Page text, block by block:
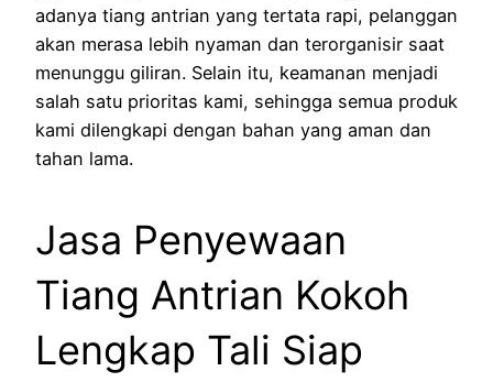
adanya tiang antrian yang tertata rapi, pelanggan
akan merasa lebih nyaman dan terorganisir saat
menunggu giliran. Selain itu, keamanan menjadi
salah satu prioritas kami, sehingga semua produk
kami dilengkapi dengan bahan yang aman dan
tahan lama.
Jasa Penyewaan
Tiang Antrian Kokoh
Lengkap Tali Siap